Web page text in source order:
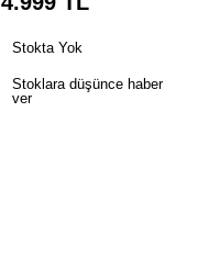
Stokta Yok
Stoklara düşünce haber
ver